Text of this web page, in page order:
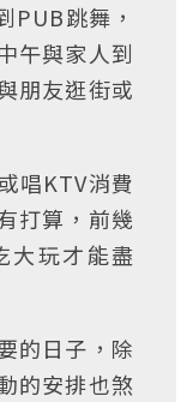
PUB跳舞，
午與家人到
朋友逛街或
唱KTV消費
打算，前幾
大玩才能盡
的日子，除
的安排也煞